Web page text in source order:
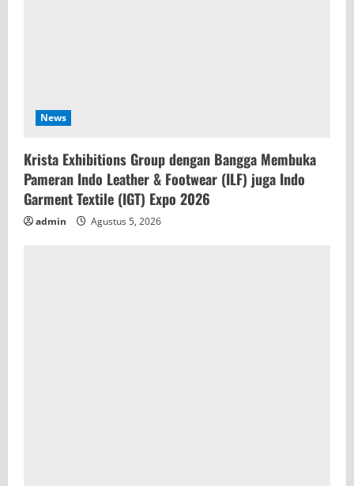
News
Krista Exhibitions Group dengan Bangga Membuka
Pameran Indo Leather & Footwear (ILF) juga Indo
Garment Textile (IGT) Expo 2026
admin Agustus 5, 2026